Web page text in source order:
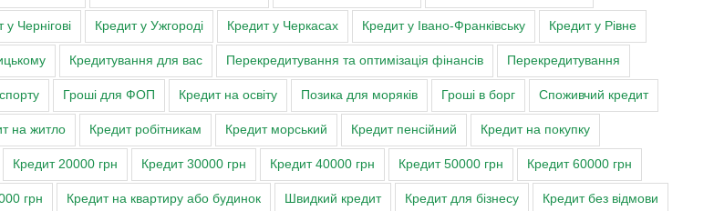
у Чернігові Кредит у Ужгороді Кредит у Черкасах Кредит у Івано-Франківську Кредит у Рівне
Кредитування для вас Перекредитування та оптимізація фінансів Перекредитування
Гроші для ФОП Кредит на освіту Позика для моряків Гроші в борг Споживчий кредит
на житло Кредит робітникам Кредит морський Кредит пенсійний Кредит на покупку
Кредит 20000 грн Кредит 30000 грн Кредит 40000 грн Кредит 50000 грн Кредит 60000 грн
грн Кредит на квартиру або будинок Швидкий кредит Кредит для бізнесу Кредит без відмови